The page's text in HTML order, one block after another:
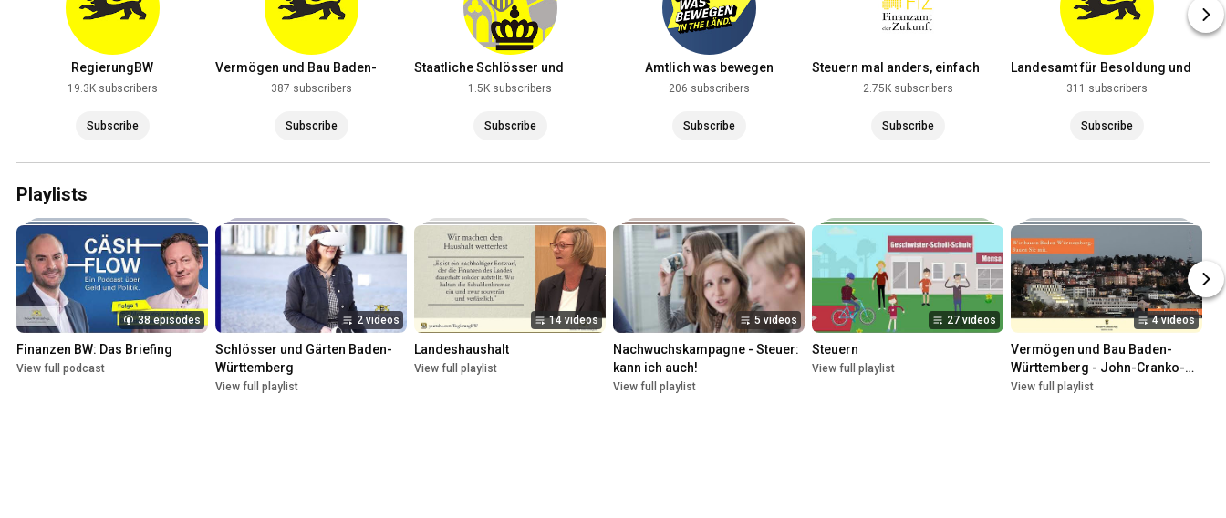
RegierungBW
19.3K subscribers
Subscribe
Vermögen und Bau Baden-
Württemberg387 subscribers
Subscribe
Staatliche Schlösser und
Gärten Baden-Württemberg
1.5K subscribers
Subscribe
Amtlich was bewegen
206 subscribers
Subscribe
Steuern mal anders, einfach
2.75K subscribers
Subscribe
Landesamt für Besoldung und
Versorgung BW311 subscribers
Subscribe
Playlists
38 episodes
Finanzen BW: Das Briefing
View full podcast
2 videos
Schlösser und Gärten Baden-
Württemberg
View full playlist
14 videos
Landeshaushalt
View full playlist
5 videos
Nachwuchskampagne - Steuer:
kann ich auch!
View full playlist
27 videos
Steuern
View full playlist
4 videos
Vermögen und Bau Baden-
Württemberg - John-Cranko-
Schule
View full playlist